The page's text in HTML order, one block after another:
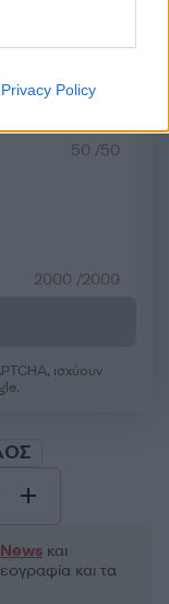
Privacy Policy
50 /50
2000 /2000
ισχύουν
και
και τα